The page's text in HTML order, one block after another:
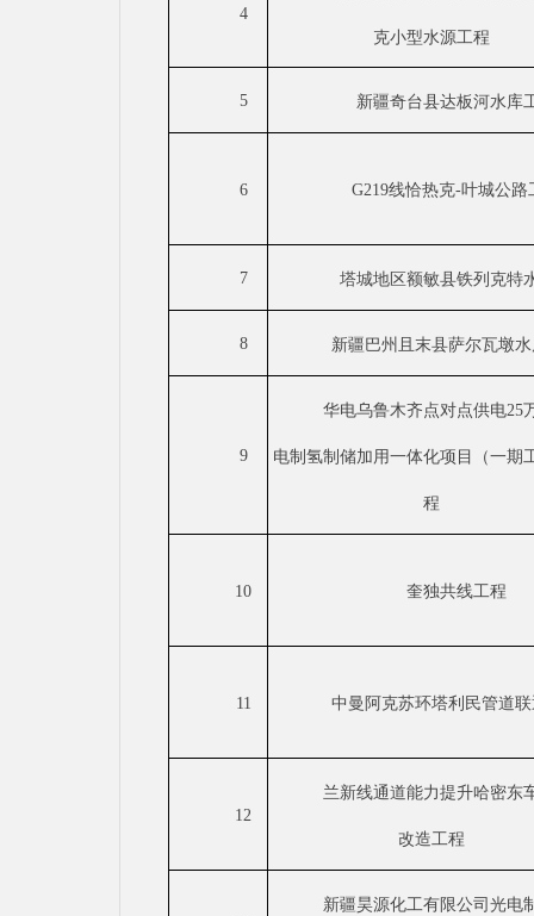
4
克小型水源工程
5 新疆奇台县达板河水库
6 G219线恰热克-叶城公路
7 塔城地区额敏县铁列克特
8 新疆巴州且末县萨尔瓦墩
9
华电乌鲁木齐点对点供电25
电制氢制储加用一体化项目（一期
程
10 奎独共线工程
11 中曼阿克苏环塔利民管道
12
兰新线通道能力提升哈密东
改造工程
新疆昊源化工有限公司光电